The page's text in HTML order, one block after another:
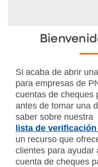
Si acaba de abrir
para empresas de
cuentas de cheques
antes de tomar una
saber sobre nuestra
lista de
un recurso que
clientes para ayudar
cuenta de cheques